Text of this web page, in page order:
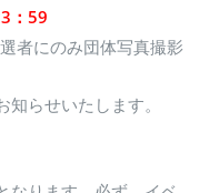
：59
者にのみ団体写真撮影
らせいたします。